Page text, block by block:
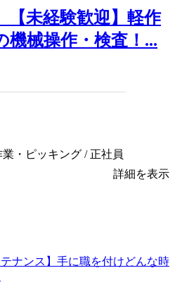
【未経験歓迎】軽作
機械操作・検査！...
・ピッキング / 正社員
詳細を表示